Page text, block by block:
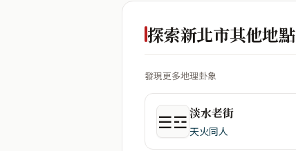
探索新北市其他地點
發現更多地理卦象
☰☲淡水老街
天火同人